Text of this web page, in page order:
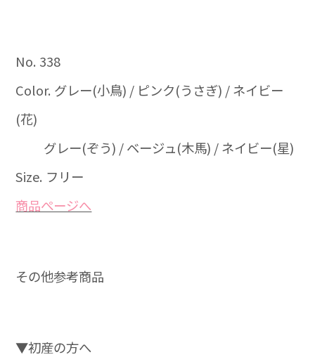
No. 338
Color. グレー(小鳥) / ピンク(うさぎ) / ネイビー
(花)
グレー(ぞう) / ベージュ(木馬) / ネイビー(星)
Size. フリー
商品ぺージへ
その他参考商品
▼初産の方へ